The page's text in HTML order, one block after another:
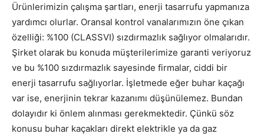
Ürünlerimizin çalışma şartları, enerji tasarrufu yapmanıza
yardımcı olurlar. Oransal kontrol vanalarımızın öne çıkan
özelliği: %100 (CLASSVI) sızdırmazlık sağlıyor olmalarıdır.
Şirket olarak bu konuda müşterilerimize garanti veriyoruz
ve bu %100 sızdırmazlık sayesinde firmalar, ciddi bir
enerji tasarrufu sağlıyorlar. İşletmede eğer buhar kaçağı
var ise, enerjinin tekrar kazanımı düşünülemez. Bundan
dolayıdır ki önlem alınması gerekmektedir. Çünkü söz
konusu buhar kaçakları direkt elektrikle ya da gaz